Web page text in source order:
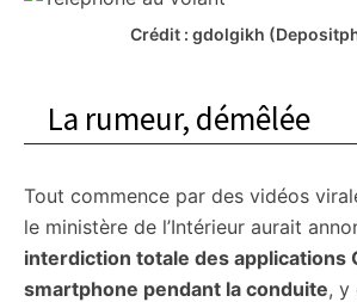
Crédit : gdolgikh
La rumeur, démêlée
Tout commence par des vidéos
le ministère de l’Intérieur aurait
interdiction totale des applications
smartphone pendant la conduite, y